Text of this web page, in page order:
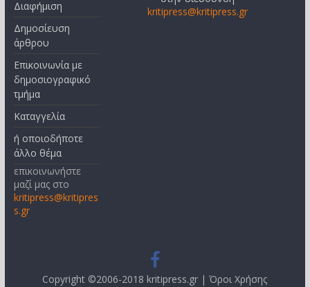
Διαφήμιση
Δημοσίευση
άρθρου
Επικοινωνία με
δημοσιογραφικό
τμήμα
Καταγγελία
ή οποιοδήποτε
άλλο θέμα
επικοινωνήστε
μαζί μας στο
kritipress@kritipres
s.gr
kritipress@kritipress.gr
Copyright ©2006-2018 kritipress.gr |Όροι Χρήσης